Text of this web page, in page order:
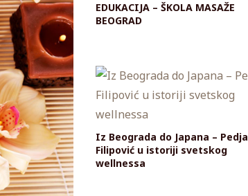
EDUKACIJA – ŠKOLA MASAŽE
BEOGRAD
Iz Beograda do Japana – Pedja
Filipović u istoriji svetskog
wellnessa